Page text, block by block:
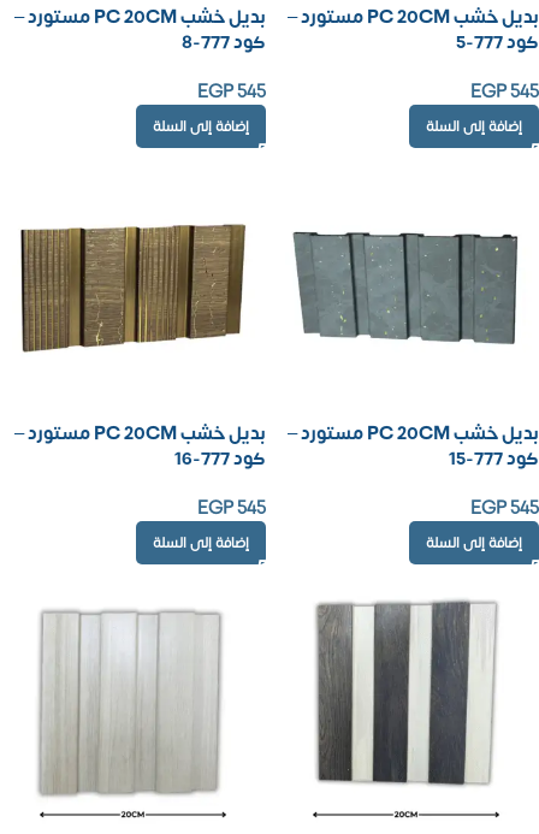
بديل خشب PC 20CM مستورد –
كود 777-5
EGP545
إضافة إلى السلة
بديل خشب PC 20CM مستورد –
كود 777-8
EGP545
إضافة إلى السلة
بديل خشب PC 20CM مستورد –
كود 777-15
EGP545
إضافة إلى السلة
بديل خشب PC 20CM مستورد –
كود 777-16
EGP545
إضافة إلى السلة